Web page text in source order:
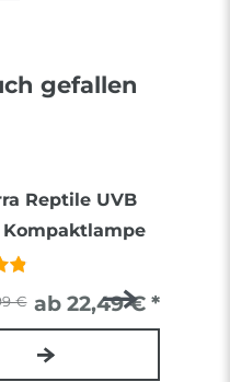
gefallen
Reptile UVB
Kompaktlampe
€ ab 22,49 € *